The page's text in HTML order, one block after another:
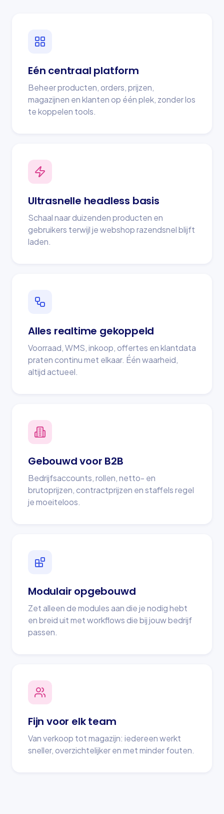
Eén centraal platform
Beheer producten, orders, prijzen,
magazijnen en klanten op één plek, zonder los
te koppelen tools.
Ultrasnelle headless basis
Schaal naar duizenden producten en
gebruikers terwijl je webshop razendsnel blijft
laden.
Alles realtime gekoppeld
Voorraad, WMS, inkoop, offertes en klantdata
praten continu met elkaar. Één waarheid,
altijd actueel.
Gebouwd voor B2B
Bedrijfsaccounts, rollen, netto- en
brutoprijzen, contractprijzen en staffels regel
je moeiteloos.
Modulair opgebouwd
Zet alleen de modules aan die je nodig hebt
en breid uit met workflows die bij jouw bedrijf
passen.
Fijn voor elk team
Van verkoop tot magazijn: iedereen werkt
sneller, overzichtelijker en met minder fouten.